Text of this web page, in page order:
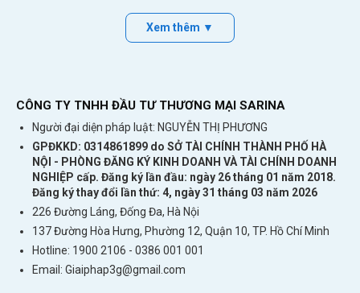
TP-LINK MR200 | Bộ Phát Wifi 4g Có Cổng Lan, 2
Băng Tần Tốc Độ Cao
Bộ Phát Wifi 3G/4G Huawei 303HW Hàng Nhật Kết
Nối 10 Máy Tốc Độ Cao
TP Link M7200 | Bộ Phát Wifi 4G Tốc Độ Cao Tặng
Kèm Sim 4G
Theo dõi thông tin trên màn hình hiển thị
Xem thêm ▼
CÔNG TY TNHH ĐẦU TƯ THƯƠNG MẠI SARINA
Người đại diện pháp luật: NGUYỄN THỊ PHƯƠNG
GPĐKKD: 0314861899 do SỞ TÀI CHÍNH THÀNH PHỐ HÀ
NỘI - PHÒNG ĐĂNG KÝ KINH DOANH VÀ TÀI CHÍNH DOANH
NGHIỆP cấp. Đăng ký lần đầu: ngày 26 tháng 01 năm 2018.
Đăng ký thay đổi lần thứ: 4, ngày 31 tháng 03 năm 2026
226 Đường Láng, Đống Đa, Hà Nội
137 Đường Hòa Hưng, Phường 12, Quận 10, TP. Hồ Chí Minh
Hotline: 1900 2106 - 0386 001 001
Email: Giaiphap3g@gmail.com